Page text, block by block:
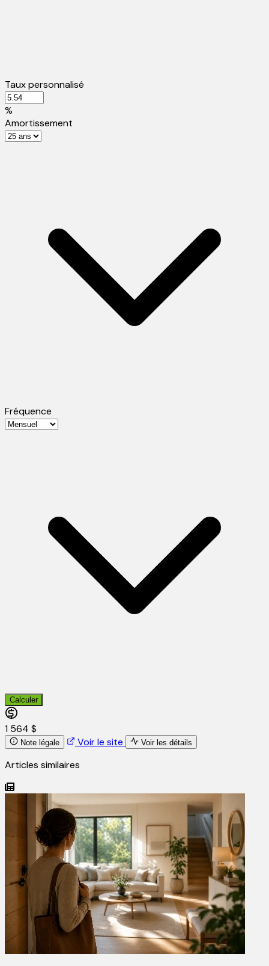
Taux personnalisé
%
Amortissement
Fréquence
Calculer
1 564 $
Note légale Voir le site Voir les détails
Articles similaires